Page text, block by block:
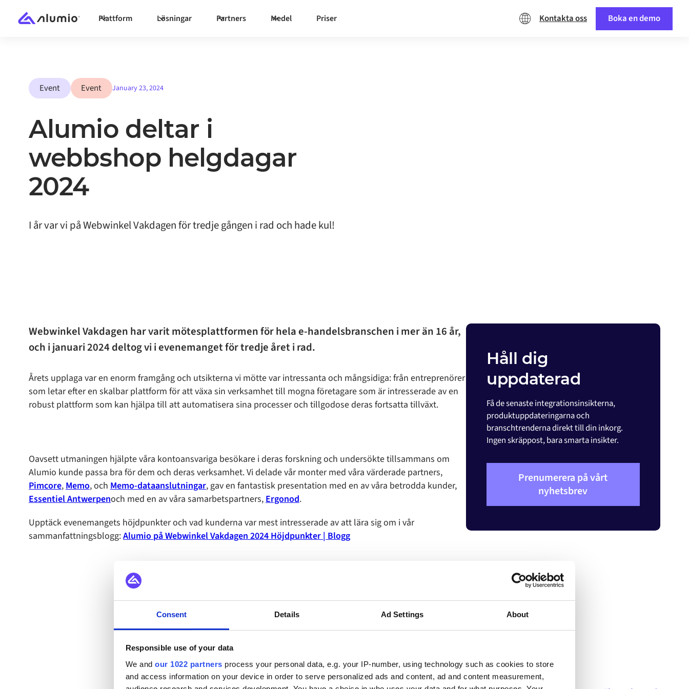
Consent Details Ad Settings About
Responsible use of your data
We and our 1022 partners process your personal data, e.g. your IP-number, using technology such as cookies to store
and access information on your device in order to serve personalized ads and content, ad and content measurement,
Plattform Lösningar Partners Medel Priser Kontakta oss Boka en demo
Event Event January 23, 2024
Alumio deltar i
webbshop helgdagar
2024
I år var vi på Webwinkel Vakdagen för tredje gången i rad och hade kul!
Webwinkel Vakdagen har varit mötesplattformen för hela e-handelsbranschen i mer än 16 år,
och i januari 2024 deltog vi i evenemanget för tredje året i rad.
Årets upplaga var en enorm framgång och utsikterna vi mötte var intressanta och mångsidiga: från entreprenörer
som letar efter en skalbar plattform för att växa sin verksamhet till mogna företagare som är intresserade av en
robust plattform som kan hjälpa till att automatisera sina processer och tillgodose deras fortsatta tillväxt.
Oavsett utmaningen hjälpte våra kontoansvariga besökare i deras forskning och undersökte tillsammans om
Alumio kunde passa bra för dem och deras verksamhet. Vi delade vår monter med våra värderade partners,
Pimcore,Memo, och Memo-dataanslutningar, gav en fantastisk presentation med en av våra betrodda kunder,
Essentiel Antwerpenoch med en av våra samarbetspartners,Ergonod.
Upptäck evenemangets höjdpunkter och vad kunderna var mest intresserade av att lära sig om i vår
sammanfattningsblogg:Alumio på Webwinkel Vakdagen 2024 Höjdpunkter | Blogg
Håll dig
uppdaterad
Få de senaste integrationsinsikterna,
produktuppdateringarna och
branschtrenderna direkt till din inkorg.
Ingen skräppost, bara smarta insikter.
Prenumerera på vårt
nyhetsbrev
Utforska andra nyheter
Läs allt om de senaste evenemangen vi deltog i och våra senaste företagsuppdateringar.